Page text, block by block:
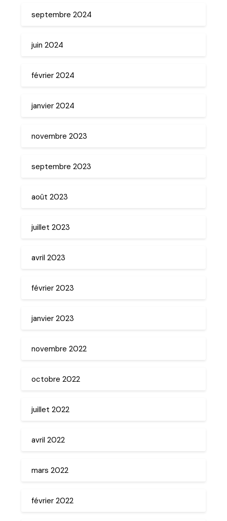
septembre 2024
juin 2024
février 2024
janvier 2024
novembre 2023
septembre 2023
août 2023
juillet 2023
avril 2023
février 2023
janvier 2023
novembre 2022
octobre 2022
juillet 2022
avril 2022
mars 2022
février 2022